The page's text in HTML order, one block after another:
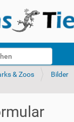
& Zoos Bilder